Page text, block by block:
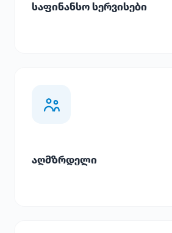
საფინანსო სერვისები
აღმზრდელი